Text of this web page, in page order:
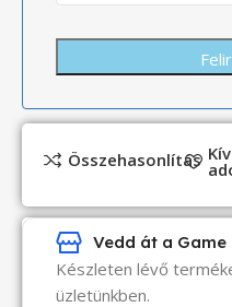
Összehasonlítás
Vedd át a
Készleten lévő
üzletünkben.